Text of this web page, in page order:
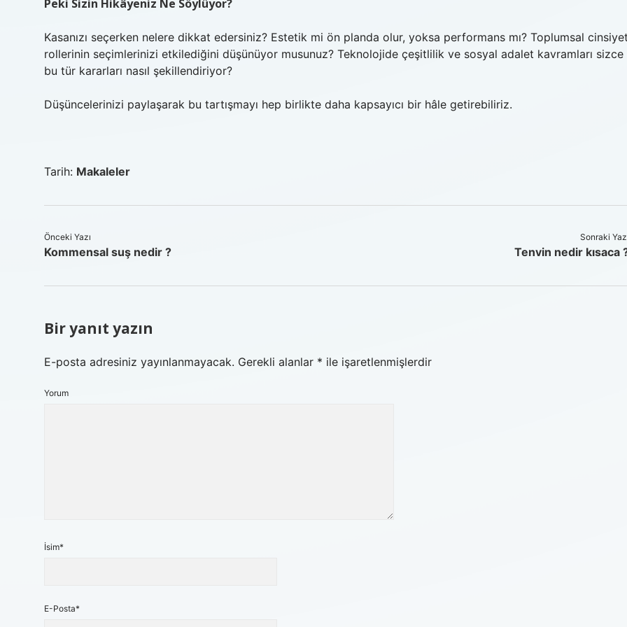
Peki Sizin Hikâyeniz Ne Söylüyor?
Kasanızı seçerken nelere dikkat edersiniz? Estetik mi ön planda olur, yoksa performans mı? Toplumsal
rollerinin seçimlerinizi etkilediğini düşünüyor musunuz? Teknolojide çeşitlilik ve sosyal adalet kavramları sizce
bu tür kararları nasıl şekillendiriyor?
Düşüncelerinizi paylaşarak bu tartışmayı hep birlikte daha kapsayıcı bir hâle getirebiliriz.
Tarih: Makaleler
Önceki Yazı
Kommensal suş nedir ?
Sonraki
Tenvin nedir kısaca
Bir yanıt yazın
E-posta adresiniz yayınlanmayacak. Gerekli alanlar * ile işaretlenmişlerdir
Yorum
İsim*
E-Posta*